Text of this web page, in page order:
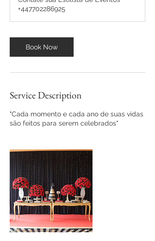
+447702286925
Book Now
Service Description
"Cada momento e cada ano de suas vidas
são feitos para serem celebrados"